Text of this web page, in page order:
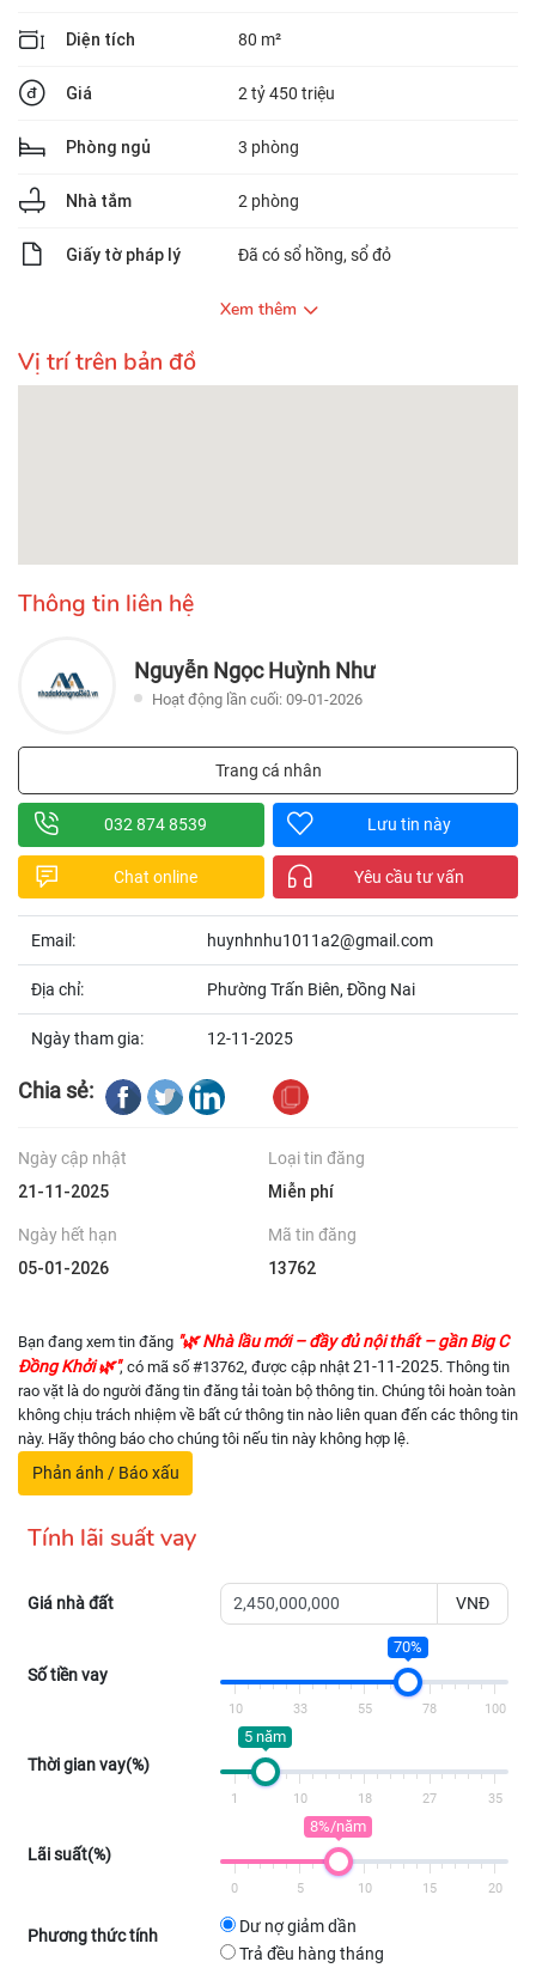
Diện tích 80 m²
Giá 2 tỷ 450 triệu
Phòng ngủ 3 phòng
Nhà tắm 2 phòng
Giấy tờ pháp lý Đã có sổ hồng, sổ đỏ
Xem thêm
Vị trí trên bản đồ
Thông tin liên hệ
Nguyễn Ngọc Huỳnh Như
Hoạt động lần cuối: 09-01-2026
Trang cá nhân
032 874 8539 Lưu tin này
Chat online Yêu cầu tư vấn
Email: huynhnhu1011a2@gmail.com
Địa chỉ: Phường Trấn Biên, Đồng Nai
Ngày tham gia: 12-11-2025
Chia sẻ:
Ngày cập nhật
21-11-2025
Loại tin đăng
Miễn phí
Ngày hết hạn
05-01-2026
Mã tin đăng
13762
Bạn đang xem tin đăng "🌿 Nhà lầu mới – đầy đủ nội thất – gần Big C
Đồng Khởi 🌿", có mã số #13762, được cập nhật 21-11-2025. Thông tin
rao vặt là do người đăng tin đăng tải toàn bộ thông tin. Chúng tôi hoàn toàn
không chịu trách nhiệm về bất cứ thông tin nào liên quan đến các thông tin
này. Hãy thông báo cho chúng tôi nếu tin này không hợp lệ.
Phản ánh / Báo xấu
Tính lãi suất vay
Giá nhà đất VNĐ
Số tiền vay
70%
10 33 55 78 100
Thời gian vay(%)
5 năm
1 10 18 27 35
Lãi suất(%)
8%/năm
0 5 10 15 20
Phương thức tính
Dư nợ giảm dần
Trả đều hàng tháng